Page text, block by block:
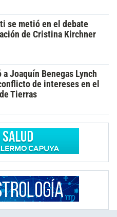
se metió en el debate
de Cristina Kirchner
Joaquín Benegas Lynch
de intereses en el
Tierras